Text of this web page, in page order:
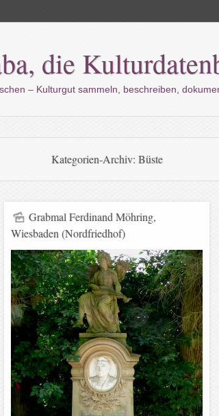
die
– Kulturgut sammeln, beschreiben,
Kategorien-Archiv: Büste
Grabmal Ferdinand Möhring,
Wiesbaden (Nordfriedhof)